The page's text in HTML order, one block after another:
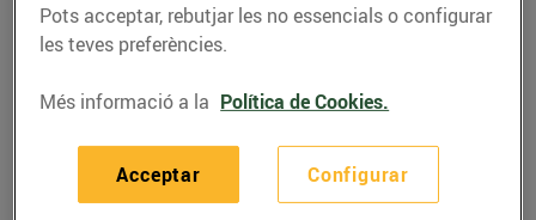
Sucs verds: salut a
glops
03/de maig/2017
Pots acceptar, rebutjar les no essencials o configurar
les teves preferències.
Més informació a la Política de Cookies.
Configurar
Acceptar